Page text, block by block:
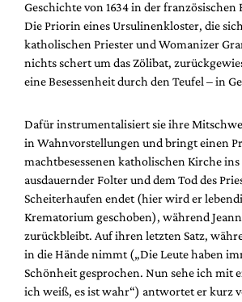
Geschichte von 1634 in der französischen
Die Priorin eines Ursulinenkloster, die
katholischen Priester und Womanizer
nichts schert um das Zölibat,
eine Besessenheit durch den Teufel – in
Dafür instrumentalisiert sie ihre
in Wahnvorstellungen und bringt einen
machtbesessenen katholischen Kirche
ausdauernder Folter und dem Tod des
Scheiterhaufen endet (hier wird er
Krematorium geschoben), während
zurückbleibt. Auf ihren letzten Satz,
in die Hände nimmt („Die Leute haben
Schönheit gesprochen. Nun sehe ich mit
ich weiß, es ist wahr“) antwortet er kurz